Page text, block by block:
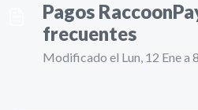
Pagos
frecuentes
Modificado el Lun, 12 Ene a